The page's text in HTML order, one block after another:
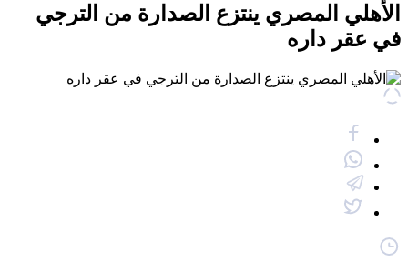
الأهلي المصري ينتزع الصدارة من الترجي
في عقر داره